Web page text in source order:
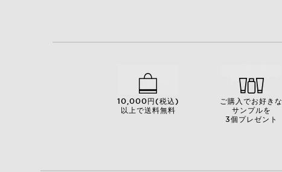
10,000円(税込)
以上で送料無料
ご購入でお好きな
サンプルを
3個プレゼント